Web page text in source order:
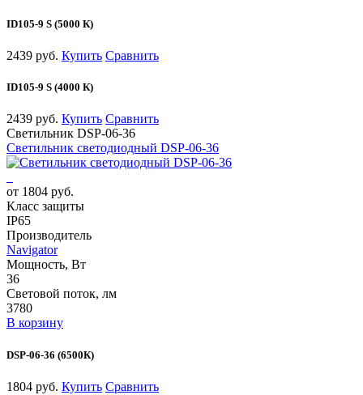
ID105-9 S (5000 К)
2439 руб. Купить Сравнить
ID105-9 S (4000 К)
2439 руб. Купить Сравнить
Светильник DSP-06-36
Светильник светодиодный DSP-06-36
от 1804 руб.
Класс защиты
IP65
Производитель
Navigator
Мощность, Вт
36
Световой поток, лм
3780
В корзину
DSP-06-36 (6500К)
1804 руб. Купить Сравнить